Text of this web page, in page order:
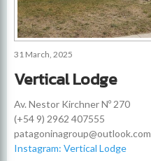
31 March, 2025
Vertical Lodge
Av. Nestor Kirchner Nº 270
(+54 9) 2962 407555
patagoninagroup@outlook.com
Instagram: Vertical Lodge